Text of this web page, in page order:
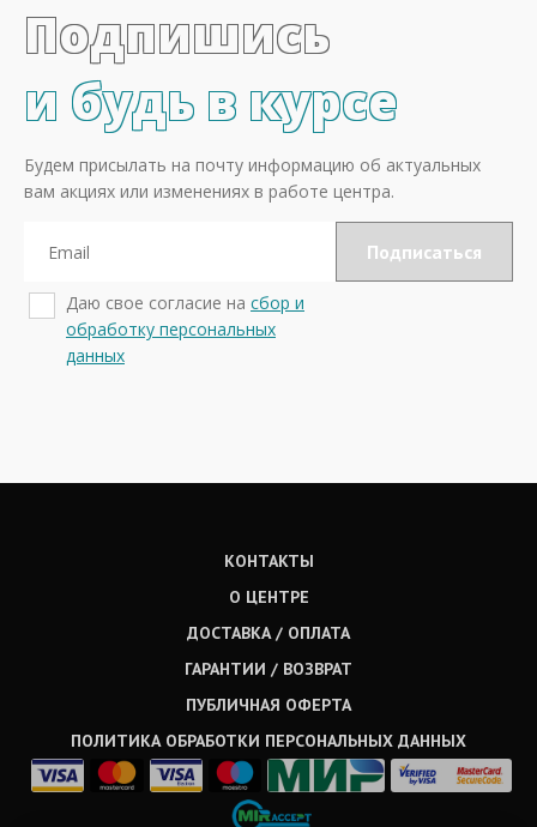
Подпишись
и будь в курсе
Будем присылать на почту информацию об актуальных
вам акциях или изменениях в работе центра.
Даю свое согласие на сбор и
обработку персональных
данных
КОНТАКТЫ
О ЦЕНТРЕ
ДОСТАВКА / ОПЛАТА
ГАРАНТИИ / ВОЗВРАТ
ПУБЛИЧНАЯ ОФЕРТА
ПОЛИТИКА ОБРАБОТКИ ПЕРСОНАЛЬНЫХ ДАННЫХ